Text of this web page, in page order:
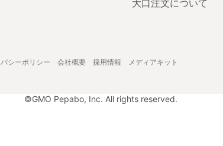
大口注文について
シーポリシー 会社概要 採用情報 メディアキット
©GMO Pepabo, Inc. All rights reserved.